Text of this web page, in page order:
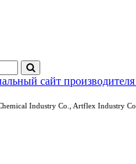
Industry Co., Artflex Industry Co.